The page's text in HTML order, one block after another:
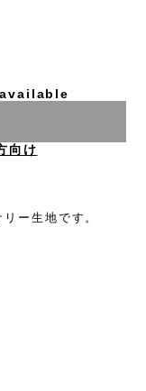
向け
ー生地です。